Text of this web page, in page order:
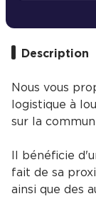
Description
Nous vous
logistique à
sur la
Il bénéficie
fait de sa
ainsi que des